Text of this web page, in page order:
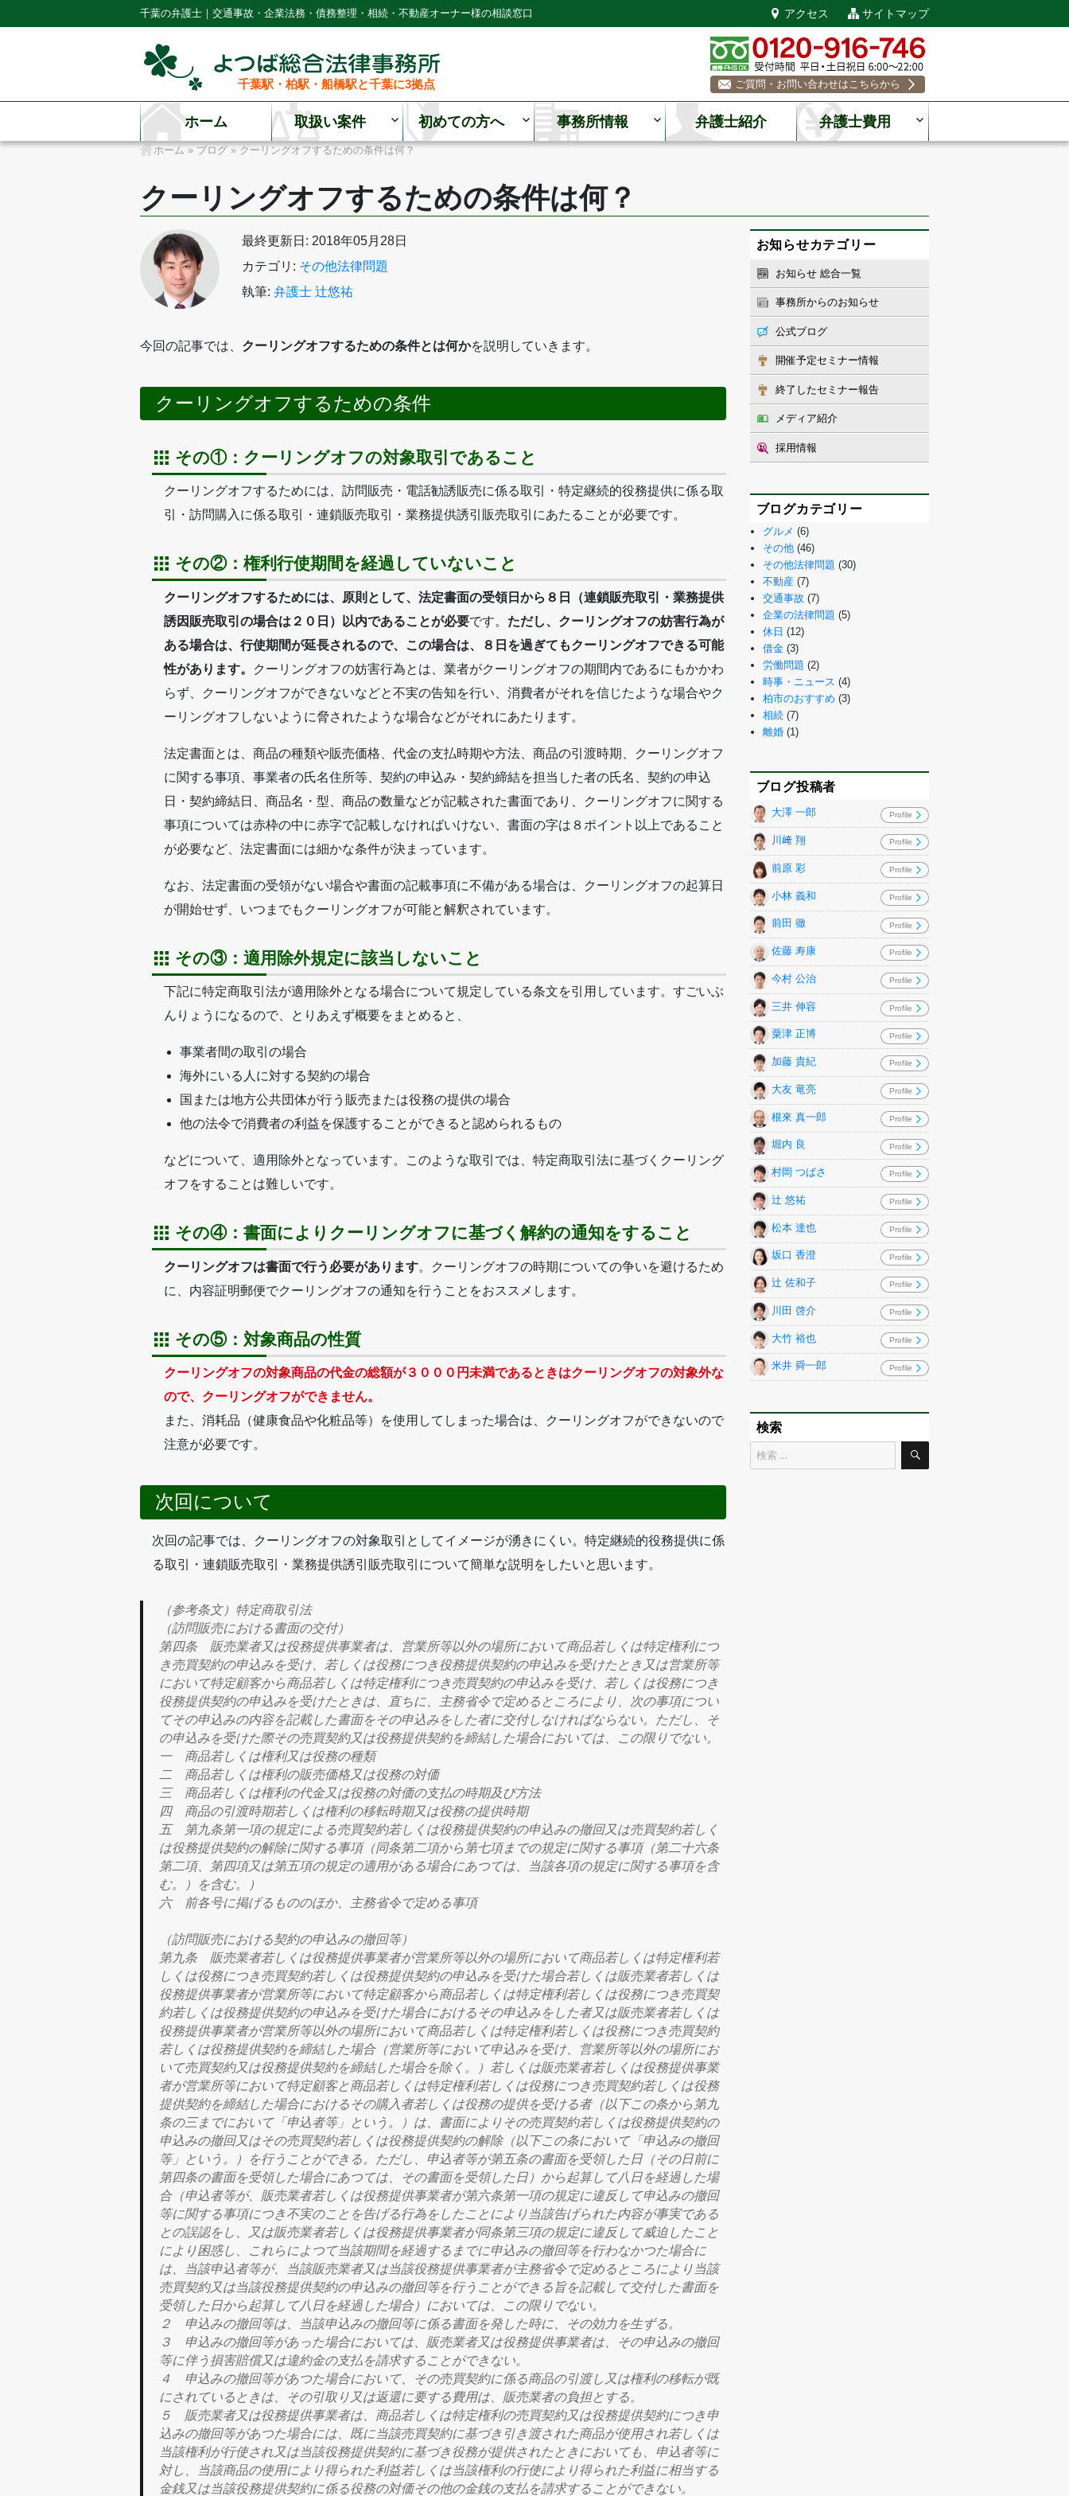
千葉の弁護士｜交通事故・企業法務・債務整理・相続・不動産オーナー様の相談窓口 アクセス サイトマップ
千葉駅・柏駅・船橋駅と千葉に3拠点 ご質問・お問い合わせはこちらから
ホーム 取扱い案件 初めての方へ 事務所情報 弁護士紹介 弁護士費用
ホーム » ブログ» クーリングオフするための条件は何？
クーリングオフするための条件は何？
最終更新日: 2018年05月28日
カテゴリ: その他法律問題
執筆: 弁護士 辻悠祐
今回の記事では、 クーリングオフするための条件とは何かを説明していきます。
クーリングオフするための条件
その①：クーリングオフの対象取引であること
クーリングオフするためには、訪問販売・電話勧誘販売に係る取引・特定継続的役務提供に係る取
引・訪問購入に係る取引・連鎖販売取引・業務提供誘引販売取引にあたることが必要です。
その②：権利行使期間を経過していないこと
クーリングオフするためには、原則として、法定書面の受領日から８日（連鎖販売取引・業務提供
誘因販売取引の場合は２０日）以内であることが必要です。 ただし、クーリングオフの妨害行為が
ある場合は、行使期間が延長されるので、この場合は、８日を過ぎてもクーリングオフできる可能
性があります。
クーリングオフの妨害行為とは、業者がクーリングオフの期間内であるにもかかわ
らず、クーリングオフができないなどと不実の告知を行い、消費者がそれを信じたような場合やク
ーリングオフしないように脅されたような場合などがそれにあたります。
法定書面とは、商品の種類や販売価格、代金の支払時期や方法、商品の引渡時期、クーリングオフ
に関する事項、事業者の氏名住所等、契約の申込み・契約締結を担当した者の氏名、契約の申込
日・契約締結日、商品名・型、商品の数量などが記載された書面であり、クーリングオフに関する
事項については赤枠の中に赤字で記載しなければいけない、書面の字は８ポイント以上であること
が必要など、法定書面には細かな条件が決まっています。
なお、法定書面の受領がない場合や書面の記載事項に不備がある場合は、クーリングオフの起算日
が開始せず、いつまでもクーリングオフが可能と解釈されています。
その③：適用除外規定に該当しないこと
下記に特定商取引法が適用除外となる場合について規定している条文を引用しています。すごいぶ
んりょうになるので、とりあえず概要をまとめると、
事業者間の取引の場合
海外にいる人に対する契約の場合
国または地方公共団体が行う販売または役務の提供の場合
他の法令で消費者の利益を保護することができると認められるもの
などについて、適用除外となっています。このような取引では、特定商取引法に基づくクーリング
オフをすることは難しいです。
その④：書面によりクーリングオフに基づく解約の通知をすること
クーリングオフは書面で行う必要があります。クーリングオフの時期についての争いを避けるため
に、内容証明郵便でクーリングオフの通知を行うことをおススメします。
その⑤：対象商品の性質
クーリングオフの対象商品の代金の総額が３０００円未満であるときはクーリングオフの対象外な
ので、クーリングオフができません。
また、消耗品（健康食品や化粧品等）を使用してしまった場合は、クーリングオフができないので
注意が必要です。
次回について
次回の記事では、クーリングオフの対象取引としてイメージが湧きにくい。特定継続的役務提供に係
る取引・連鎖販売取引・業務提供誘引販売取引について簡単な説明をしたいと思います。
（参考条文）特定商取引法
（訪問販売における書面の交付）
第四条 販売業者又は役務提供事業者は、
営業所等以外の場所において商品若しくは特定権利につ
き売買契約の申込みを受け、若しくは役務につき役務提供契約の申込みを受けたとき又は営業所等
において特定顧客から商品若しくは特定権利につき売買契約の申込みを受け、若しくは役務につき
役務提供契約の申込みを受けたときは、直ちに、主務省令で定めるところにより、次の事項につい
てその申込みの内容を記載した書面をその申込みをした者に交付しなければならない。ただし、そ
の申込みを受けた際その売買契約又は役務提供契約を締結した場合においては、この限りでない。
一 商品若しくは権利又は役務の種類
二 商品若しくは権利の販売価格又は役務の対価
三 商品若しくは権利の代金又は役務の対価の支払の時期及び方法
四 商品の引渡時期若しくは権利の移転時期又は役務の提供時期
五 第九条第一項の規定による売買契約若しくは役務提供契約の申込みの撤回又は売買契約若しく
は役務提供契約の解除に関する事項（同条第二項から第七項までの規定に関する事項（第二十六条
第二項、第四項又は第五項の規定の適用がある場合にあつては、当該各項の規定に関する事項を含
む。）を含む。）
六 前各号に掲げるもののほか、主務省令で定める事項
（訪問販売における契約の申込みの撤回等）
第九条 販売業者若しくは役務提供事業者が営業所等以外の場所において商品若しくは特定権利若
しくは役務につき売買契約若しくは役務提供契約の申込みを受けた場合若しくは販売業者若しくは
役務提供事業者が営業所等において特定顧客から商品若しくは特定権利若しくは役務につき売買契
約若しくは役務提供契約の申込みを受けた場合におけるその申込みをした者又は販売業者若しくは
役務提供事業者が営業所等以外の場所において商品若しくは特定権利若しくは役務につき売買契約
若しくは役務提供契約を締結した場合（営業所等において申込みを受け、営業所等以外の場所にお
いて売買契約又は役務提供契約を締結した場合を除く。）若しくは販売業者若しくは役務提供事業
者が営業所等において特定顧客と商品若しくは特定権利若しくは役務につき売買契約若しくは役務
提供契約を締結した場合におけるその購入者若しくは役務の提供を受ける者（以下この条から第九
条の三までにおいて「 申込者等」という。） は、書面によりその売買契約若しくは役務提供契約の
申込みの撤回又はその売買契約若しくは役務提供契約の解除（以下この条において「申込みの撤回
等」という。）
を行うことができる。 ただし、 申込者等が第五条の書面を受領した日 （その日前に
第四条の書面を受領した場合にあつては、その書面を受領した日）
から起算して八日を経過した場
合（申込者等が、販売業者若しくは役務提供事業者が第六条第一項の規定に違反して申込みの撤回
等に関する事項につき不実のことを告げる行為をしたことにより当該告げられた内容が事実である
との誤認をし、又は販売業者若しくは役務提供事業者が同条第三項の規定に違反して威迫したこと
により困惑し、これらによつて当該期間を経過するまでに申込みの撤回等を行わなかつた場合に
は、当該申込者等が、当該販売業者又は当該役務提供事業者が主務省令で定めるところにより当該
売買契約又は当該役務提供契約の申込みの撤回等を行うことができる旨を記載して交付した書面を
受領した日から起算して八日を経過した場合）
においては、この限りでない。
２ 申込みの撤回等は、当該申込みの撤回等に係る書面を発した時に、その効力を生ずる。
３
申込みの撤回等があった場合においては、販売業者又は役務提供事業者は、その申込みの撤回
等に伴う 損害賠償又は違約金の支払を請求することができない。
４ 申込みの撤回等があつた場合において、その売買契約に係る商品の引渡し又は権利の移転が既
にされているときは、その引取り又は返還に要する費用は、販売業者の負担とする。
５ 販売業者又は役務提供事業者は、商品若しくは特定権利の売買契約又は役務提供契約につき申
込みの撤回等があつた場合には、既に当該売買契約に基づき引き渡された商品が使用され若しくは
当該権利が行使され又は当該役務提供契約に基づき役務が提供されたときにおいても、申込者等に
対し、
当該商品の使用により得られた利益若しくは当該権利の行使により得られた利益に相当する
金銭又は当該役務提供契約に係る役務の対価その他の金銭の支払を請求することができない。
お知らせカテゴリー
お知らせ 総合一覧
事務所からのお知らせ
公式ブログ
開催予定セミナー情報
終了したセミナー報告
メディア紹介
採用情報
ブログカテゴリー
グルメ (6)
その他(46)
その他法律問題 (30)
不動産(7)
交通事故 (7)
企業の法律問題 (5)
休日 (12)
借金(3)
労働問題 (2)
時事・ニュース (4)
柏市のおすすめ (3)
相続(7)
離婚(1)
ブログ投稿者
大澤 一郎 Profile
川﨑 翔 Profile
前原 彩 Profile
小林 義和 Profile
前田 徹 Profile
佐藤 寿康 Profile
今村 公治 Profile
三井 伸容 Profile
粟津 正博 Profile
加藤 貴紀 Profile
大友 竜亮 Profile
根來 真一郎 Profile
堀内 良 Profile
村岡 つばさ Profile
辻 悠祐 Profile
松本 達也 Profile
坂口 香澄 Profile
辻 佐和子 Profile
川田 啓介 Profile
大竹 裕也 Profile
米井 舜一郎 Profile
検索
検
索
検